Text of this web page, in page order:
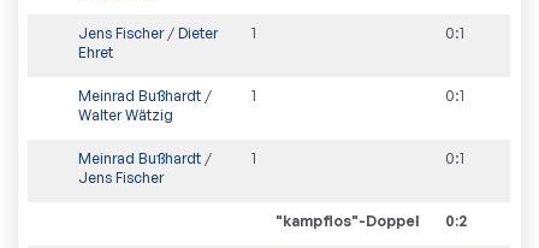
Jens Fischer/ Dieter
Ehret
1 0:1
Meinrad Bußhardt /
Walter Wätzig
1 0:1
Meinrad Bußhardt /
Jens Fischer
1 0:1
"kampflos"-Doppel 0:2